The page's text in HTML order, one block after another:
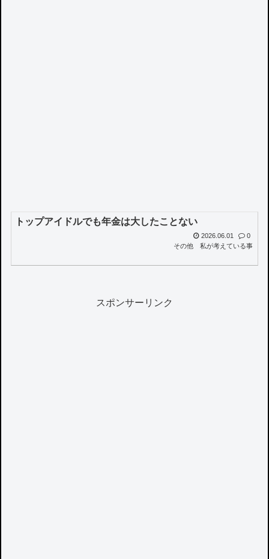
トップアイドルでも年金は大したことない
2026.06.01
0
その他
私が考えている事
スポンサーリンク